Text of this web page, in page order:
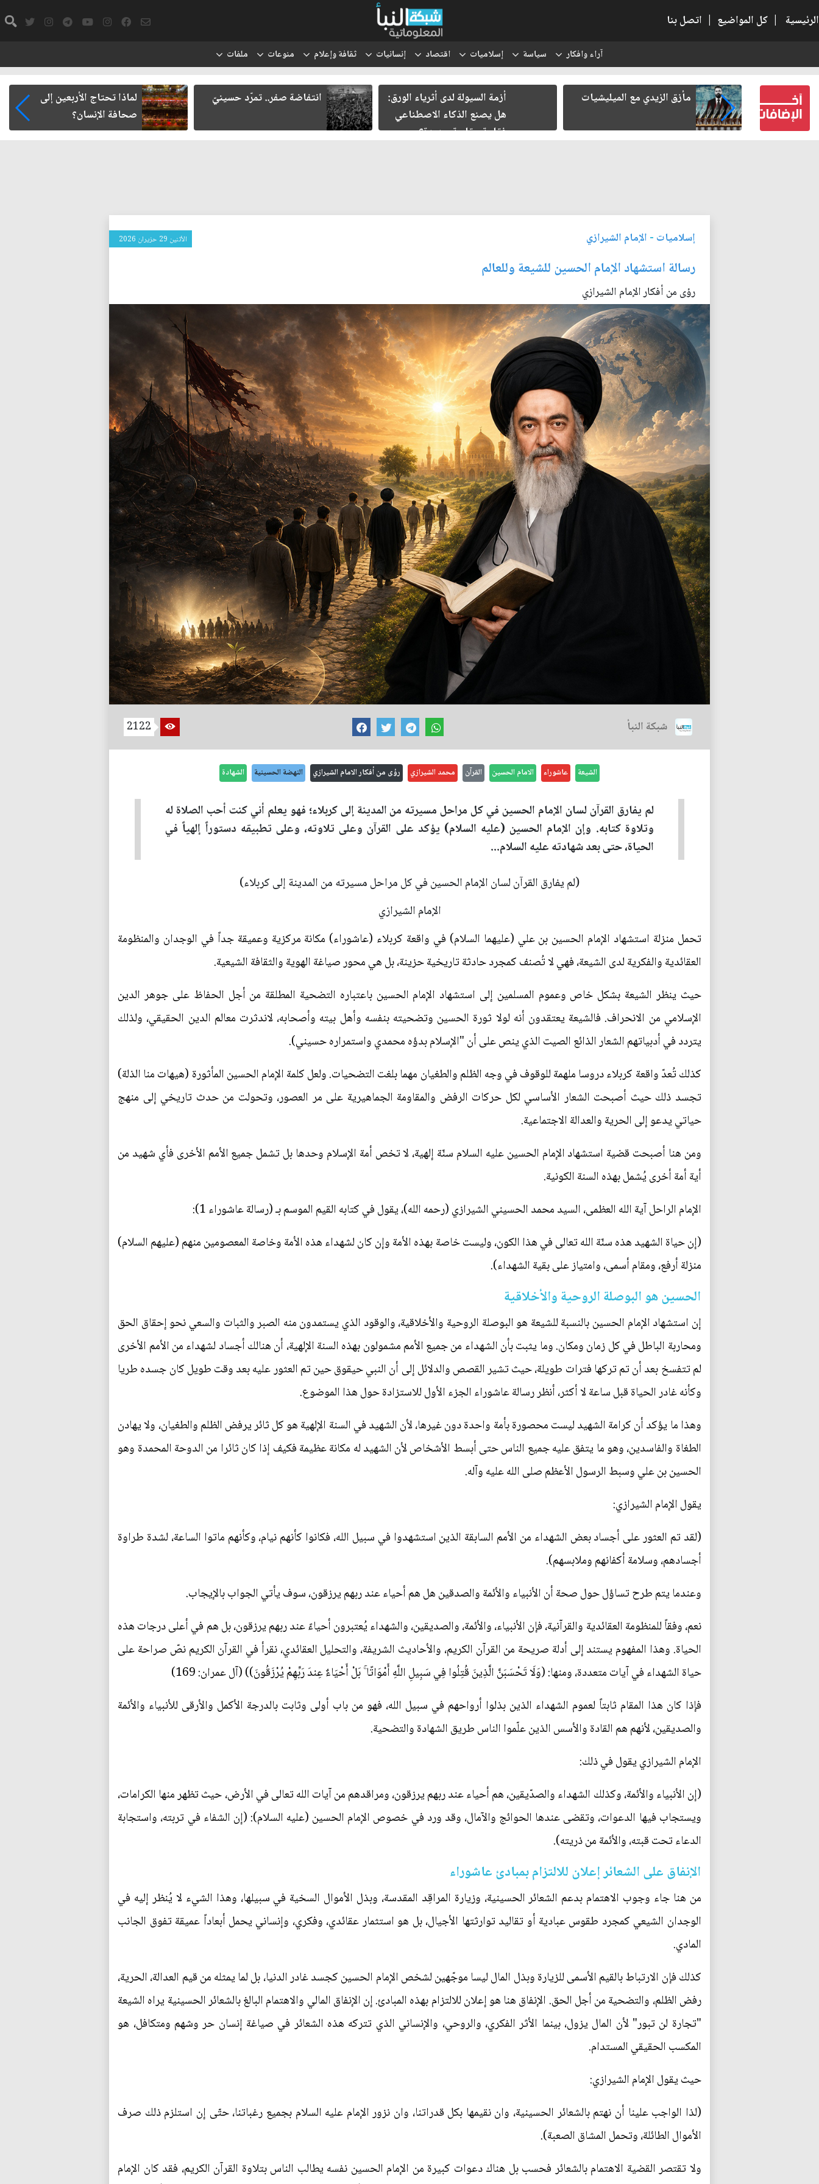
الرئيسية | كل المواضيع | اتصل بنا
آراء وافكار سياسة إسلاميات اقتصاد إنسانيات ثقافة وإعلام منوعات ملفات
من الخطابات
العسكري
مأزق الزيدي مع الميليشيات
أزمة السيولة لدى أثرياء الورق:
هل يصنع الذكاء الاصطناعي
فقاعة عقارية جديدة؟
انتفاضة صفر.. تمرّد حسينيّ
لماذا تحتاج الأربعين إلى
صحافة الإنسان؟
إسلاميات - الإمام الشيرازي الأثنين 29 حزيران 2026
رسالة استشهاد الإمام الحسين للشيعة وللعالم
رؤى من أفكار الإمام الشيرازي
شبكة النبأ 2122
الشيعة عاشوراء الامام الحسين القرآن محمد الشيرازي رؤى من أفكار الامام الشيرازي النهضة الحسينية الشهادة
لم يفارق القرآن لسان الإمام الحسين في كل مراحل مسيرته من المدينة إلى كربلاء؛ فهو يعلم أني كنت أحب الصلاة له
وتلاوة كتابه. وإن الإمام الحسين (عليه السلام) يؤكد على القرآن وعلى تلاوته، وعلى تطبيقه دستوراً إلهياً في
الحياة، حتى بعد شهادته عليه السلام...
(لم يفارق القرآن لسان الإمام الحسين في كل مراحل مسيرته من المدينة إلى كربلاء)
الإمام الشيرازي
تحمل منزلة استشهاد الإمام الحسين بن علي (عليهما السلام) في واقعة كربلاء (عاشوراء) مكانة مركزية وعميقة جداً في الوجدان والمنظومة
العقائدية والفكرية لدى الشيعة، فهي لا تُصنف كمجرد حادثة تاريخية حزينة، بل هي محور صياغة الهوية والثقافة الشيعية.
حيث ينظر الشيعة بشكل خاص وعموم المسلمين إلى استشهاد الإمام الحسين باعتباره التضحية المطلقة من أجل الحفاظ على جوهر الدين
الإسلامي من الانحراف. فالشيعة يعتقدون أنه لولا ثورة الحسين وتضحيته بنفسه وأهل بيته وأصحابه، لاندثرت معالم الدين الحقيقي، ولذلك
يتردد في أدبياتهم الشعار الذائع الصيت الذي ينص على أن "الإسلام بدؤه محمدي واستمراره حسيني).
كذلك تُعدّ واقعة كربلاء دروسا ملهمة للوقوف في وجه الظلم والطغيان مهما بلغت التضحيات. ولعل كلمة الإمام الحسين المأثورة (هيهات منا الذلة)
تجسد ذلك حيث أصبحت الشعار الأساسي لكل حركات الرفض والمقاومة الجماهيرية على مر العصور، وتحولت من حدث تاريخي إلى منهج
حياتي يدعو إلى الحرية والعدالة الاجتماعية.
ومن هنا أصبحت قضية استشهاد الإمام الحسين عليه السلام سنّة إلهية، لا تخص أمة الإسلام وحدها بل تشمل جميع الأمم الأخرى فأي شهيد من
أية أمة أخرى يُشمل بهذه السنة الكونية.
الإمام الراحل آية الله العظمى، السيد محمد الحسيني الشيرازي (رحمه الله)، يقول في كتابه القيم الموسم بـ (رسالة عاشوراء 1):
(إن حياة الشهيد هذه سنّة الله تعالى في هذا الكون، وليست خاصة بهذه الأمة وإن كان لشهداء هذه الأمة وخاصة المعصومين منهم (عليهم السلام)
منزلة أرفع، ومقام أسمى، وامتياز على بقية الشهداء).
الحسين هو البوصلة الروحية والأخلاقية
إن استشهاد الإمام الحسين بالنسبة للشيعة هو البوصلة الروحية والأخلاقية، والوقود الذي يستمدون منه الصبر والثبات والسعي نحو إحقاق الحق
ومحاربة الباطل في كل زمان ومكان. وما يثبت بأن الشهداء من جميع الأمم مشمولون بهذه السنة الإلهية، أن هنالك أجساد لشهداء من الأمم الأخرى
لم تتفسخ بعد أن تم تركها فترات طويلة، حيث تشير القصص والدلائل إلى أن النبي حيقوق حين تم العثور عليه بعد وقت طويل كان جسده طريا
وكأنه غادر الحياة قبل ساعة لا أكثر، أنظر رسالة عاشوراء الجزء الأول للاستزادة حول هذا الموضوع.
وهذا ما يؤكد أن كرامة الشهيد ليست محصورة بأمة واحدة دون غيرها، لأن الشهيد في السنة الإلهية هو كل ثائر يرفض الظلم والطغيان، ولا يهادن
الطغاة والفاسدين، وهو ما يتفق عليه جميع الناس حتى أبسط الأشخاص لأن الشهيد له مكانة عظيمة فكيف إذا كان ثائرا من الدوحة المحمدة وهو
الحسين بن علي وسبط الرسول الأعظم صلى الله عليه وآله.
يقول الإمام الشيرازي:
(لقد تم العثور على أجساد بعض الشهداء من الأمم السابقة الذين استشهدوا في سبيل الله، فكانوا كأنهم نيام، وكأنهم ماتوا الساعة، لشدة طراوة
أجسادهم، وسلامة أكفانهم وملابسهم).
وعندما يتم طرح تساؤل حول صحة أن الأنبياء والأئمة والصدقين هل هم أحياء عند ربهم يرزقون، سوف يأتي الجواب بالإيجاب.
نعم، وفقاً للمنظومة العقائدية والقرآنية، فإن الأنبياء، والأئمة، والصديقين، والشهداء يُعتبرون أحياءً عند ربهم يرزقون، بل هم في أعلى درجات هذه
الحياة. وهذا المفهوم يستند إلى أدلة صريحة من القرآن الكريم، والأحاديث الشريفة، والتحليل العقائدي، نقرأ في القرآن الكريم نصّ صراحة على
حياة الشهداء في آيات متعددة، ومنها: (وَلَا تَحْسَبَنَّ الَّذِينَ قُتِلُوا فِي سَبِيلِ اللَّهِ أَمْوَاتًا ۚ بَلْ أَحْيَاءٌ عِندَ رَبِّهِمْ يُرْزَقُونَ)) (آل عمران: 169)
فإذا كان هذا المقام ثابتاً لعموم الشهداء الذين بذلوا أرواحهم في سبيل الله، فهو من باب أولى وثابت بالدرجة الأكمل والأرقى للأنبياء والأئمة
والصديقين، لأنهم هم القادة والأسس الذين علّموا الناس طريق الشهادة والتضحية.
الإمام الشيرازي يقول في ذلك:
(إن الأنبياء والأئمة، وكذلك الشهداء والصدّيقين، هم أحياء عند ربهم يرزقون، ومراقدهم من آيات الله تعالى في الأرض، حيث تظهر منها الكرامات،
ويستجاب فيها الدعوات، وتقضى عندها الحوائج والآمال، وقد ورد في خصوص الإمام الحسين (عليه السلام): (إن الشفاء في تربته، واستجابة
الدعاء تحت قبته، والأئمة من ذريته).
الإنفاق على الشعائر إعلان للالتزام بمبادئ عاشوراء
من هنا جاء وجوب الاهتمام بدعم الشعائر الحسينية، وزيارة المراقِد المقدسة، وبذل الأموال السخية في سبيلها، وهذا الشيء لا يُنظر إليه في
الوجدان الشيعي كمجرد طقوس عبادية أو تقاليد توارثتها الأجيال، بل هو استثمار عقائدي، وفكري، وإنساني يحمل أبعاداً عميقة تفوق الجانب
المادي.
كذلك فإن الارتباط بالقيم الأسمى للزيارة وبذل المال ليسا موجّهين لشخص الإمام الحسين كجسد غادر الدنيا، بل لما يمثله من قيم العدالة، الحرية،
رفض الظلم، والتضحية من أجل الحق. الإنفاق هنا هو إعلان للالتزام بهذه المبادئ. إن الإنفاق المالي والاهتمام البالغ بالشعائر الحسينية يراه الشيعة
"تجارة لن تبور" لأن المال يزول، بينما الأثر الفكري، والروحي، والإنساني الذي تتركه هذه الشعائر في صياغة إنسان حر وشهم ومتكافل، هو
المكسب الحقيقي المستدام.
حيث يقول الإمام الشيرازي:
(لذا الواجب علينا أن نهتم بالشعائر الحسينية، وان نقيمها بكل قدراتنا، وان نزور الإمام عليه السلام بجميع رغباتنا، حتّى إن استلزم ذلك صرف
الأموال الطائلة، وتحمل المشاق الصعبة).
ولا تقتصر القضية الاهتمام بالشعائر فحسب بل هناك دعوات كبيرة من الإمام الحسين نفسه يطالب الناس بتلاوة القرآن الكريم، فقد كان الإمام